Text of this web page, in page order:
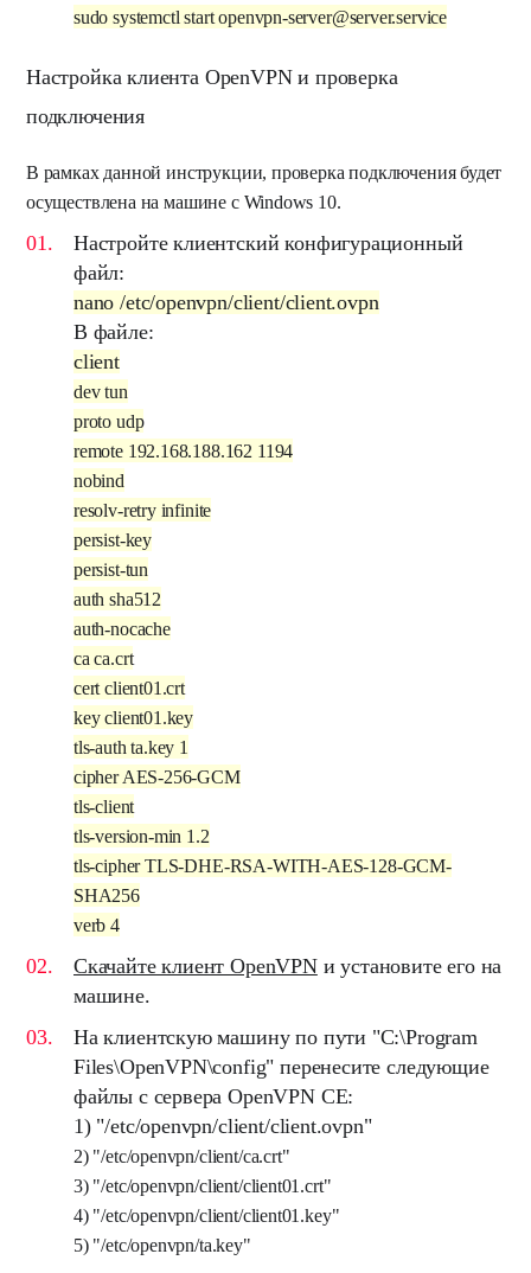
sudo systemctl start openvpn-server@server.service
Настройка клиента OpenVPN и проверка
подключения
В рамках данной инструкции, проверка подключения будет
осуществлена на машине с Windows 10.
Настройте клиентский конфигурационный
файл:
nano /etc/openvpn/client/client.ovpn
В файле:
client
dev tun
proto udp
remote 192.168.188.162 1194
nobind
resolv-retry infinite
persist-key
persist-tun
auth sha512
auth-nocache
ca ca.crt
cert client01.crt
key client01.key
tls-auth ta.key 1
cipher AES-256-GCM
tls-client
tls-version-min 1.2
tls-cipher TLS-DHE-RSA-WITH-AES-128-GCM-
SHA256
verb 4
Скачайте клиент OpenVPNи установите его на
машине.
На клиентскую машину по пути "C:\Program
Files\OpenVPN\config" перенесите следующие
файлы с сервера OpenVPN CE:
1) "/etc/openvpn/client/client.ovpn"
2) "/etc/openvpn/client/ca.crt"
3) "/etc/openvpn/client/client01.crt"
4) "/etc/openvpn/client/client01.key"
5) "/etc/openvpn/ta.key"